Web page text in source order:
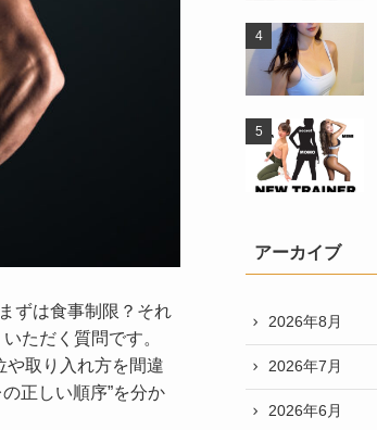
ずは食事制限？それ
ただく質問です。
や取り入れ方を間違
正しい順序”を分か
アーカイブ
2026年8月
2026年7月
2026年6月